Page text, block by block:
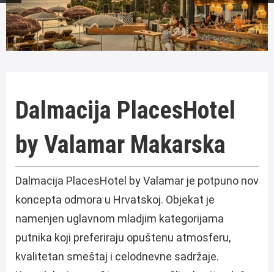
Dalmacija PlacesHotel
by Valamar Makarska
Dalmacija PlacesHotel by Valamar je potpuno nov
koncepta odmora u Hrvatskoj. Objekat je
namenjen uglavnom mladjim kategorijama
putnika koji preferiraju opuštenu atmosferu,
kvalitetan smeštaj i celodnevne sadržaje.